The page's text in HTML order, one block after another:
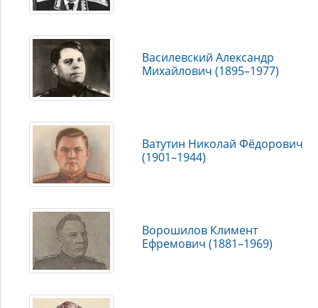
Василевский Александр
Михайлович (1895–1977)
Ватутин Николай Фёдорович
(1901–1944)
Ворошилов Климент
Ефремович (1881–1969)